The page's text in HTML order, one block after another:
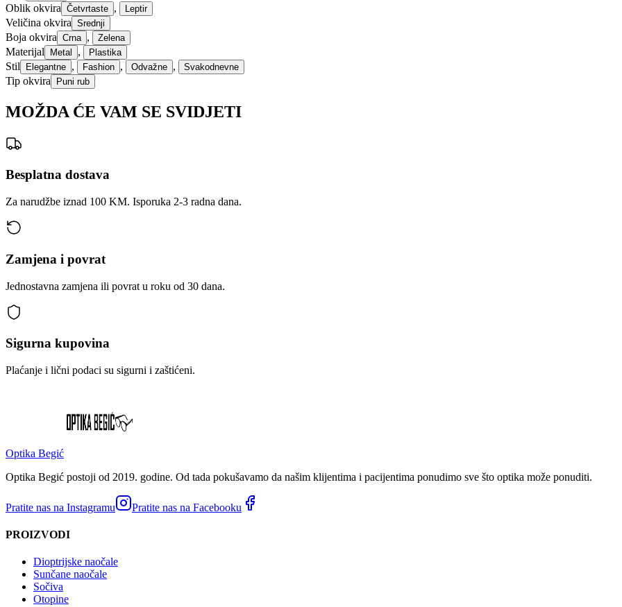
Oblik okvira Četvrtaste , Leptir
Veličina okvira Srednji
Boja okvira Crna , Zelena
Materijal Metal , Plastika
Stil Elegantne , Fashion , Odvažne , Svakodnevne
Tip okvira Puni rub
MOŽDA ĆE VAM SE SVIDJETI
Besplatna dostava
Za narudžbe iznad 100 KM. Isporuka 2-3 radna dana.
Zamjena i povrat
Jednostavna zamjena ili povrat u roku od 30 dana.
Sigurna kupovina
Plaćanje i lični podaci su sigurni i zaštićeni.
Optika Begić
Optika Begić postoji od 2019. godine. Od tada pokušavamo da našim klijentima i pacijentima ponudimo sve što optika može ponuditi.
Pratite nas na Instagramu Pratite nas na Facebooku
PROIZVODI
Dioptrijske naočale
Sunčane naočale
Sočiva
Otopine